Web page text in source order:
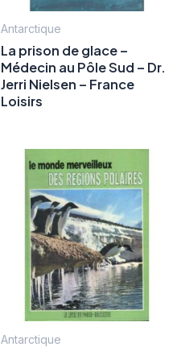
Antarctique
La prison de glace –
Médecin au Pôle Sud – Dr.
Jerri Nielsen – France
Loisirs
Antarctique